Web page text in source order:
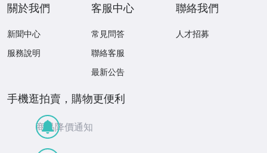
關於我們
新聞中心
服務說明
客服中心
常見問答
聯絡客服
最新公告
聯絡我們
人才招募
手機逛拍賣，購物更便利
商品降價通知